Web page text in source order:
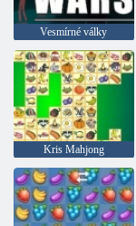
Vesmírné války
Kris Mahjong